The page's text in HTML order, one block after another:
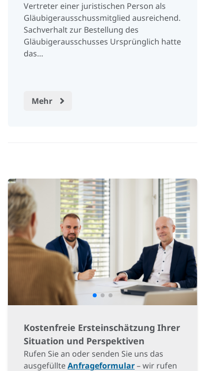
Vertreter einer juristischen Person als
Gläubigerausschussmitglied ausreichend.
Sachverhalt zur Bestellung des
Gläubigerausschusses Ursprünglich hatte
das…
Mehr
Kostenfreie Ersteinschätzung Ihrer
Situation und Perspektiven
Rufen Sie an oder senden Sie uns das
ausgefüllteAnfrageformular– wir rufen